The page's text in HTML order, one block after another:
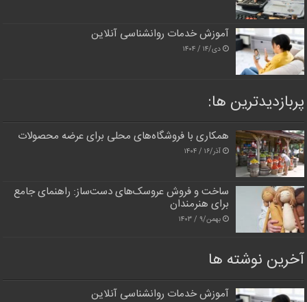
آموزش خدمات روانشناسی آنلاین
دی/۱۴ / ۱۴۰۴
پربازدیدترین‌ ها:
همکاری با فروشگاه‌های محلی برای عرضه محصولات
آذر/۱۶ / ۱۴۰۴
ساخت و فروش عروسک‌های دست‌ساز: راهنمای جامع
برای هنرمندان
بهمن/۹ / ۱۴۰۳
آخرین نوشته ها
آموزش خدمات روانشناسی آنلاین